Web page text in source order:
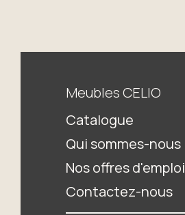
Meubles CELIO
Catalogue
Qui sommes-nous
Nos offres d'emploi
Contactez-nous